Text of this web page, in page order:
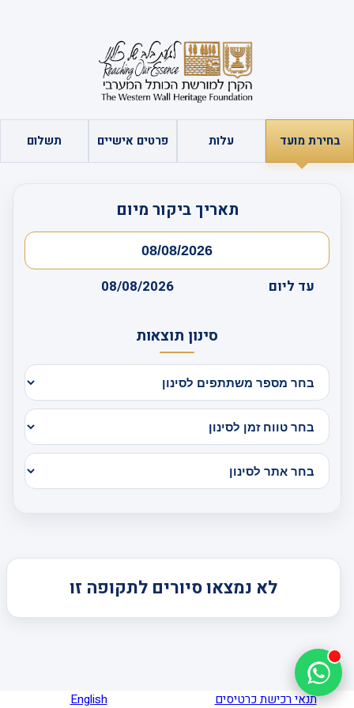
בחירת מועד עלות פרטים אישיים תשלום
תאריך ביקור מיום
עד ליום 08/08/2026
סינון תוצאות
לא נמצאו סיורים לתקופה זו
תנאי רכישת כרטיסים English